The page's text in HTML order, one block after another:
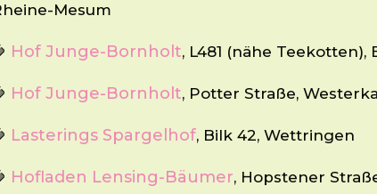
Mesum
Hof Junge-Bornholt, L481 (nähe
Hof Junge-Bornholt, Potter Straße,
Lasterings Spargelhof, Bilk 42, Wettringen
Hofladen Lensing-Bäumer, Hopstener